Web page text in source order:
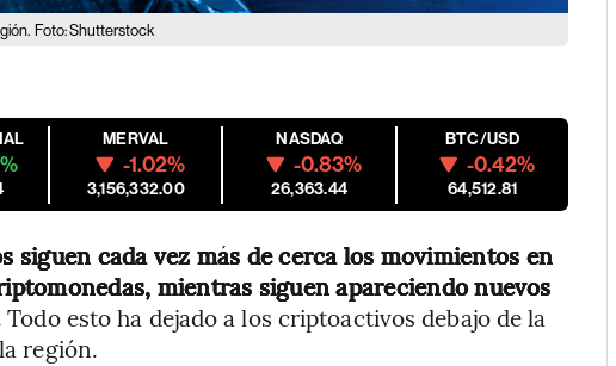
Foto: Shutterstock
MERVAL
-1.02%
3,156,332.00
NASDAQ
-0.83%
26,363.44
BTC/USD
-0.42%
64,512.81
siguen cada vez más de cerca los movimientos en
mientras siguen apareciendo nuevos
Todo esto ha dejado a los criptoactivos debajo de la
región.